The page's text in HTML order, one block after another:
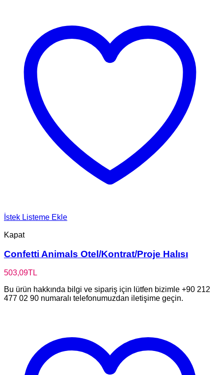
İstek Listeme Ekle
Kapat
Confetti Animals Otel/Kontrat/Proje Halısı
503,09TL
Bu ürün hakkında bilgi ve sipariş için lütfen bizimle +90 212
477 02 90 numaralı telefonumuzdan iletişime geçin.